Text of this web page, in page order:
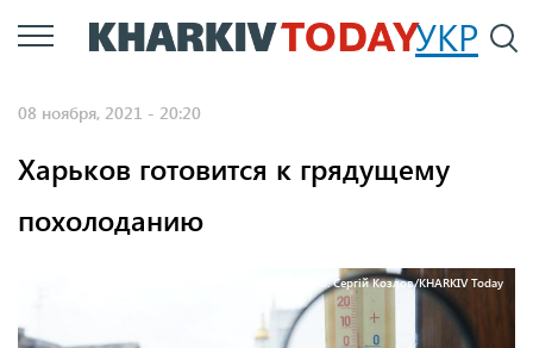
Перейти
к
УКР
08 ноября, 2021 - 20:20
Харьков готовится к грядущему
похолоданию
Фото: Сергій Козлов/KHARKIV Today